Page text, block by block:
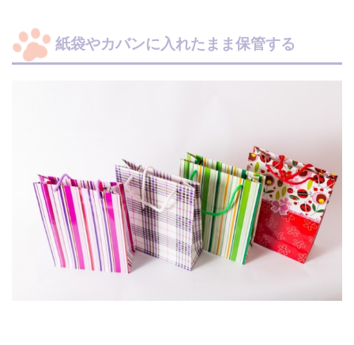
紙袋やカバンに入れたまま保管する